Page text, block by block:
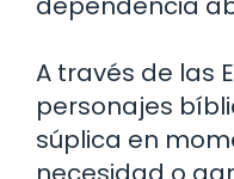
A través de las
personajes
súplica en